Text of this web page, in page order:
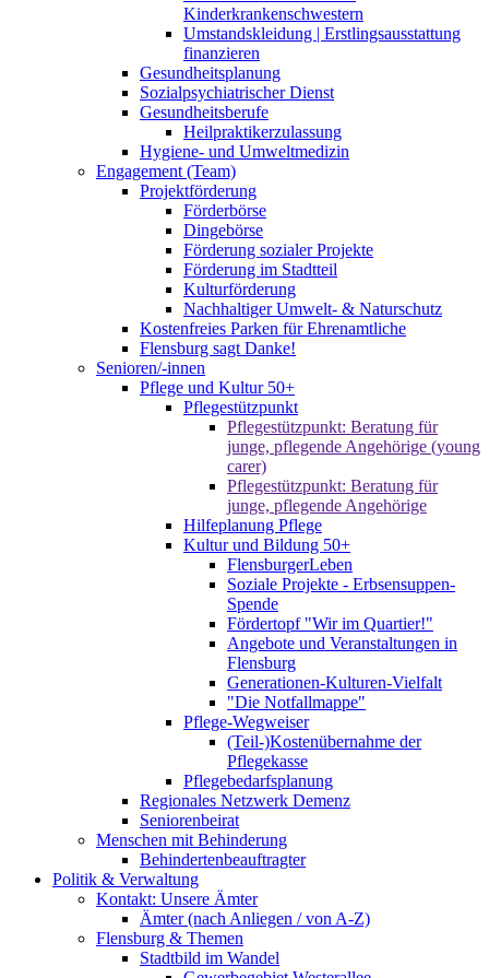
Kinderkrankenschwestern
Umstandskleidung | Erstlingsausstattung
finanzieren
Gesundheitsplanung
Sozialpsychiatrischer Dienst
Gesundheitsberufe
Heilpraktikerzulassung
Hygiene- und Umweltmedizin
Engagement (Team)
Projektförderung
Förderbörse
Dingebörse
Förderung sozialer Projekte
Förderung im Stadtteil
Kulturförderung
Nachhaltiger Umwelt- & Naturschutz
Kostenfreies Parken für Ehrenamtliche
Flensburg sagt Danke!
Senioren/-innen
Pflege und Kultur 50+
Pflegestützpunkt
Pflegestützpunkt: Beratung für
junge, pflegende Angehörige (young
carer)
Pflegestützpunkt: Beratung für
junge, pflegende Angehörige
Hilfeplanung Pflege
Kultur und Bildung 50+
FlensburgerLeben
Soziale Projekte - Erbsensuppen-
Spende
Fördertopf "Wir im Quartier!"
Angebote und Veranstaltungen in
Flensburg
Generationen-Kulturen-Vielfalt
"Die Notfallmappe"
Pflege-Wegweiser
(Teil-)Kostenübernahme der
Pflegekasse
Pflegebedarfsplanung
Regionales Netzwerk Demenz
Seniorenbeirat
Menschen mit Behinderung
Behindertenbeauftragter
Politik & Verwaltung
Kontakt: Unsere Ämter
Ämter (nach Anliegen / von A-Z)
Flensburg & Themen
Stadtbild im Wandel